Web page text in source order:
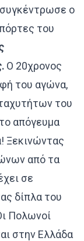
ο
του
Ο 20χρονος
του αγώνα,
του
απόγευμα
Ξεκινώντας
από τα
σε
δίπλα του
Πολωνοί
στην Ελλάδα